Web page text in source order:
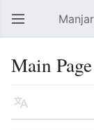
Open main menu
Main Page
Language